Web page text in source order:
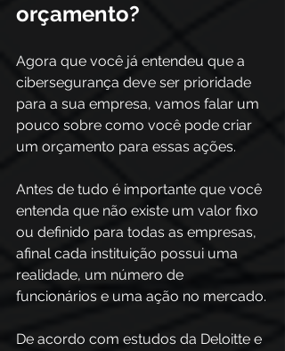
orçamento?
Agora que você já entendeu que a
cibersegurança deve ser prioridade
para a sua empresa, vamos falar um
pouco sobre como você pode criar
um orçamento para essas ações.
Antes de tudo é importante que você
entenda que não existe um valor fixo
ou definido para todas as empresas,
afinal cada instituição possui uma
realidade, um número de
funcionários e uma ação no mercado.
De acordo com estudos da Deloitte e